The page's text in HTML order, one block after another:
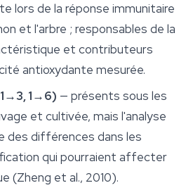
lors de la réponse immunitaire
et l'arbre ; responsables de la
et contributeurs
antioxydante mesurée.
1→6) — présents sous les
et cultivée, mais l'analyse
des différences dans les
qui pourraient affecter
(Zheng et al., 2010).